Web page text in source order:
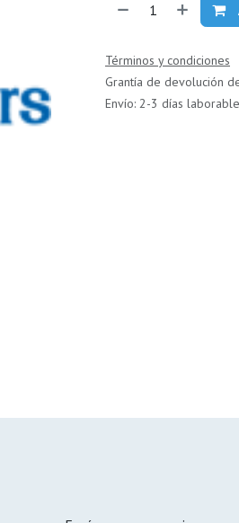
Términos y condiciones
Grantía de devolución
Envío: 2-3 días